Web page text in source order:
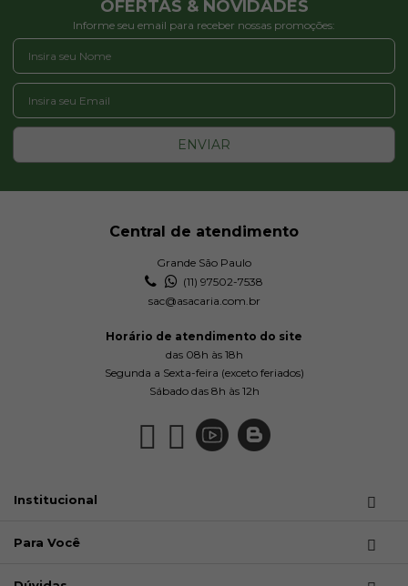
OFERTAS & NOVIDADES
Informe seu email para receber nossas promoções:
ENVIAR
Central de atendimento
Grande São Paulo
(11) 97502-7538
sac@asacaria.com.br
Horário de atendimento do site
das 08h às 18h
Segunda a Sexta-feira (exceto feriados)
Sábado das 8h às 12h
Institucional
Para Você